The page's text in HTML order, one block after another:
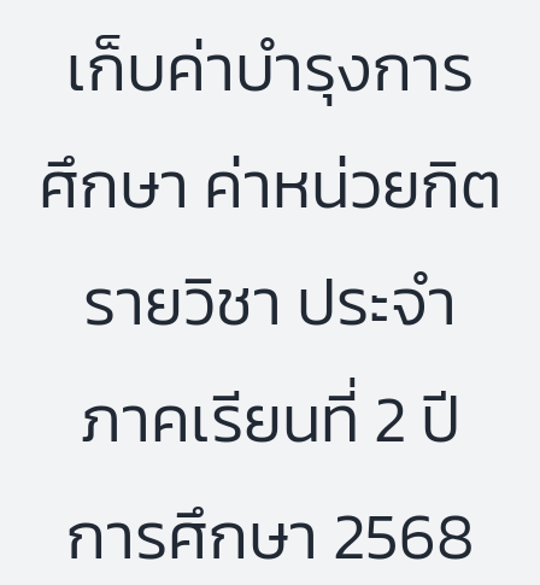
เก็บค่าบำรุงการ
ศึกษา ค่าหน่วยกิต
รายวิชา ประจำ
ภาคเรียนที่ 2 ปี
การศึกษา 2568